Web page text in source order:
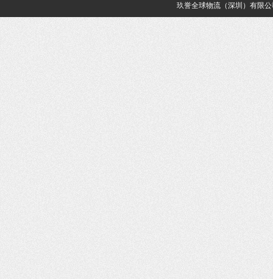
玖誉全球物流（深圳）有限